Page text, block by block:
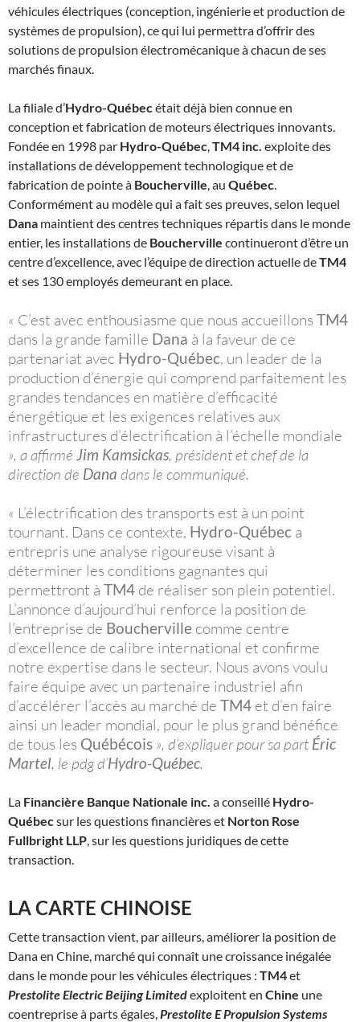
véhicules électriques (conception, ingénierie et production de
systèmes de propulsion), ce qui lui permettra d’offrir des
solutions de propulsion électromécanique à chacun de ses
marchés finaux.
La filiale d’Hydro-Québec était déjà bien connue en
conception et fabrication de moteurs électriques innovants.
Fondée en 1998 par Hydro-Québec TM4 inc. exploite des
installations de développement technologique et de
fabrication de pointe à Boucherville , au Québec
Conformément au modèle qui a fait ses preuves, selon lequel
Dana maintient des centres techniques répartis dans le monde
entier, les installations de Boucherville continueront d’être un
centre d’excellence, avec l’équipe de direction actuelle deTM4
et ses 130 employés demeurant en place.
« C’est avec enthousiasme que nous accueillons TM4
dans la grande famille Dana à la faveur de ce
partenariat avec Hydro-Québec, un leader de la
production d’énergie qui comprend parfaitement les
grandes tendances en matière d’efficacité
énergétique et les exigences relatives aux
infrastructures d’électrification à l’échelle mondiale
», a affirmé Jim Kamsickas, président et chef de la
direction de Dana dans le communiqué.
« L’électrification des transports est à un point
tournant. Dans ce contexte, Hydro-Québec a
entrepris une analyse rigoureuse visant à
déterminer les conditions gagnantes qui
permettront à TM4 de réaliser son plein potentiel.
L’annonce d’aujourd’hui renforce la position de
l’entreprise de Boucherville comme centre
d’excellence de calibre international et confirme
notre expertise dans le secteur. Nous avons voulu
faire équipe avec un partenaire industriel afin
d’accélérer l’accès au marché de TM4 et d’en faire
ainsi un leader mondial, pour le plus grand bénéfice
de tous les Québécois », d’expliquer pour sa part Éric
Martel, le pdg d’Hydro-Québec.
La Financière Banque Nationale inc. a conseillé Hydro-
Québec sur les questions financières et Norton Rose
Fullbright LLP , sur les questions juridiques de cette
transaction.
LA CARTE CHINOISE
Cette transaction vient, par ailleurs, améliorer la position de
Dana en Chine, marché qui connaît une croissance inégalée
dans le monde pour les véhicules électriques : TM4et
Prestolite Electric Beijing Limitedexploitent en Chine une
coentreprise à parts égales, Prestolite E Propulsion Systems